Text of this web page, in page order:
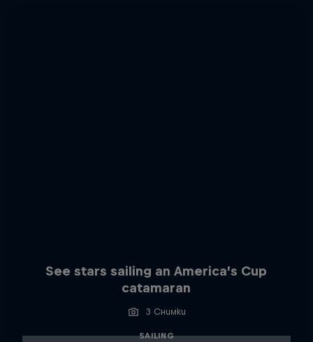
See stars sailing an America’s Cup
catamaran
3 Снимки
SAILING